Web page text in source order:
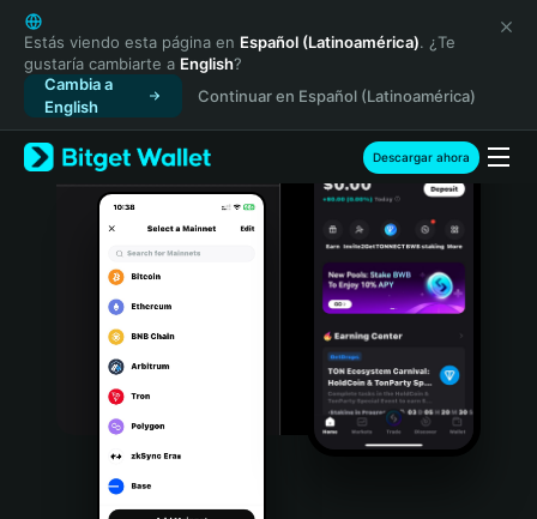
English
日本語
Tiếng Việt
Русский
Español (Latinoamérica)
Türkçe
Italiano
Português (Portugal)
Bahasa Indonesia
Português (Brasil)
Estás viendo esta página en Español (Latinoamérica). ¿Te
gustaría cambiarte a English?
Cambia a
English
Continuar en Español (Latinoamérica)
Descargar ahora